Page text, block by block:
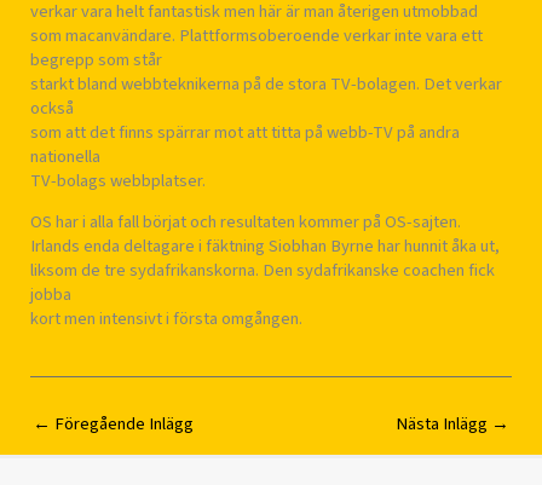
verkar vara helt fantastisk men här är man återigen utmobbad
som macanvändare. Plattformsoberoende verkar inte vara ett
begrepp som står
starkt bland webbteknikerna på de stora TV-bolagen. Det verkar
också
som att det finns spärrar mot att titta på webb-TV på andra
nationella
TV-bolags webbplatser.
OS har i alla fall börjat och resultaten kommer på OS-sajten.
Irlands enda deltagare i fäktning Siobhan Byrne har hunnit åka ut,
liksom de tre sydafrikanskorna. Den sydafrikanske coachen fick
jobba
kort men intensivt i första omgången.
← Föregående Inlägg Nästa Inlägg →